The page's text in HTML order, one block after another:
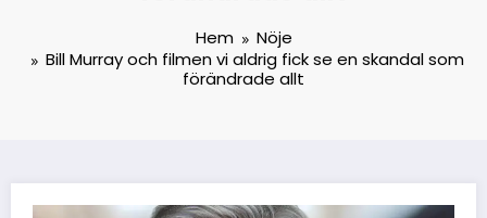
Hem
Nöje
Bill Murray och filmen vi aldrig fick se en skandal som
förändrade allt